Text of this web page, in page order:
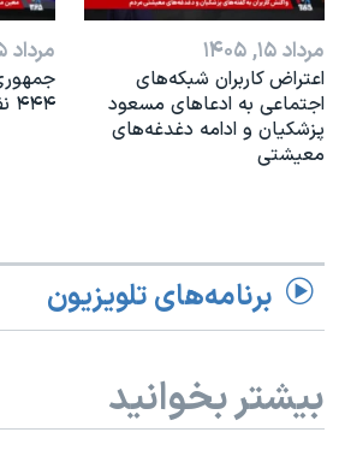
مرداد ۱۵, ۱۴۰۵
اعتراض کاربران شبکه‌های
اجتماعی به ادعاهای مسعود
پزشکیان و ادامه دغدغه‌های
معیشتی
مرداد ۱۵, ۱۴۰۵
۴۴۴ نفر را اعدام کرد
برنامه‌های تلویزیون
بیشتر بخوانید